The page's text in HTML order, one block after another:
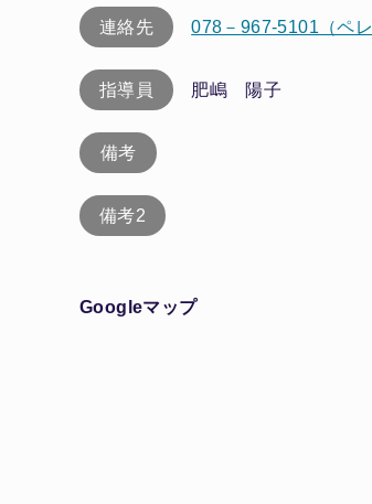
連絡先 078－967-5101（ペ
指導員 肥嶋 陽子
備考
備考2
Googleマップ